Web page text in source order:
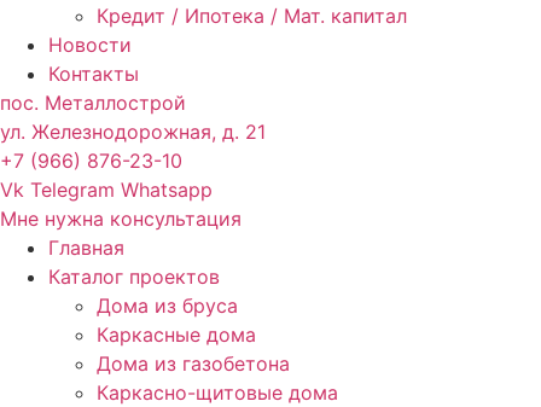
Кредит / Ипотека / Мат. капитал
Новости
Контакты
пос. Металлострой
ул. Железнодорожная, д. 21
+7 (966) 876-23-10
Vk Telegram Whatsapp
Мне нужна консультация
Главная
Каталог проектов
Дома из бруса
Каркасные дома
Дома из газобетона
Каркасно-щитовые дома